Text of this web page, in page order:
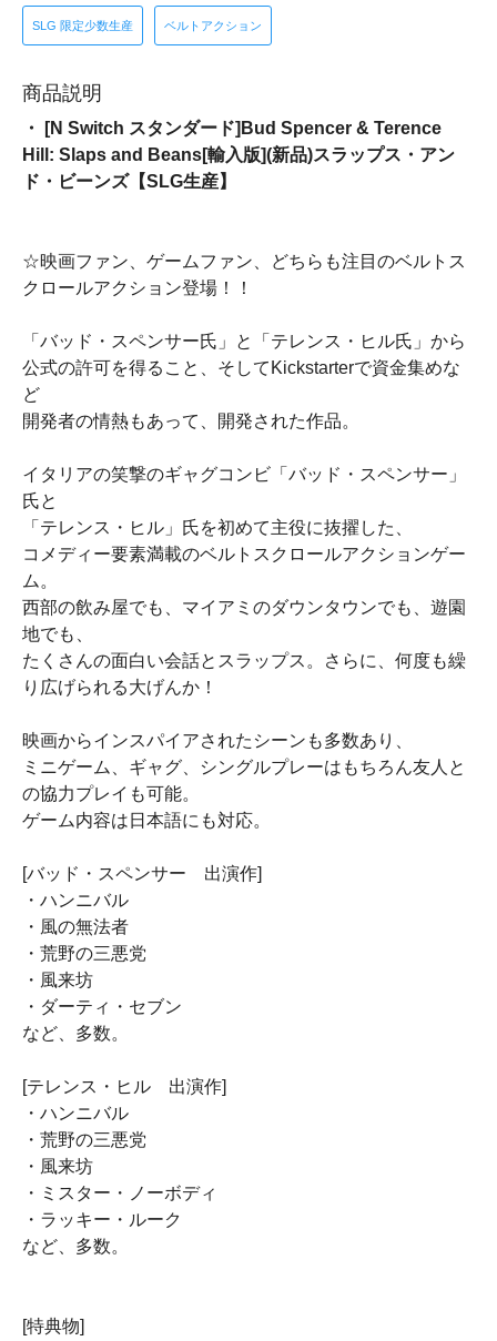
SLG 限定少数生産 ベルトアクション
商品説明
・ [N Switch スタンダード]Bud Spencer & Terence
Hill: Slaps and Beans[輸入版](新品)スラップス・アン
ド・ビーンズ【SLG生産】
☆映画ファン、ゲームファン、どちらも注目のベルトス
クロールアクション登場！！
「バッド・スペンサー氏」と「テレンス・ヒル氏」から
公式の許可を得ること、そしてKickstarterで資金集めな
ど
開発者の情熱もあって、開発された作品。
イタリアの笑撃のギャグコンビ「バッド・スペンサー」
氏と
「テレンス・ヒル」氏を初めて主役に抜擢した、
コメディー要素満載のベルトスクロールアクションゲー
ム。
西部の飲み屋でも、マイアミのダウンタウンでも、遊園
地でも、
たくさんの面白い会話とスラップス。さらに、何度も繰
り広げられる大げんか！
映画からインスパイアされたシーンも多数あり、
ミニゲーム、ギャグ、シングルプレーはもちろん友人と
の協力プレイも可能。
ゲーム内容は日本語にも対応。
[バッド・スペンサー 出演作]
・ハンニバル
・風の無法者
・荒野の三悪党
・風来坊
・ダーティ・セブン
など、多数。
[テレンス・ヒル 出演作]
・ハンニバル
・荒野の三悪党
・風来坊
・ミスター・ノーボディ
・ラッキー・ルーク
など、多数。
[特典物]